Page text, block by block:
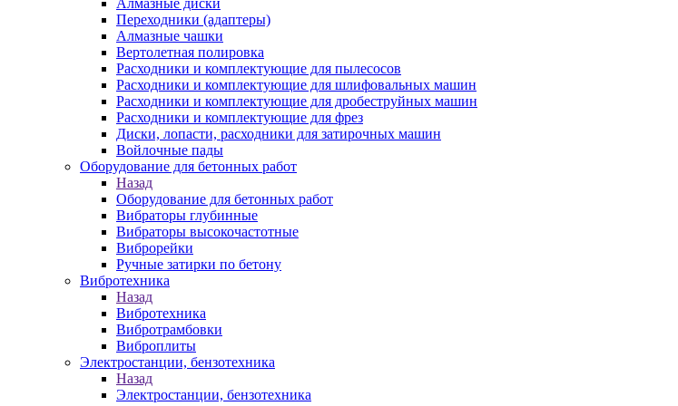
Алмазные диски
Переходники (адаптеры)
Алмазные чашки
Вертолетная полировка
Расходники и комплектующие для пылесосов
Расходники и комплектующие для шлифовальных машин
Расходники и комплектующие для дробеструйных машин
Расходники и комплектующие для фрез
Диски, лопасти, расходники для затирочных машин
Войлочные пады
Оборудование для бетонных работ
Назад
Оборудование для бетонных работ
Вибраторы глубинные
Вибраторы высокочастотные
Виброрейки
Ручные затирки по бетону
Вибротехника
Назад
Вибротехника
Вибротрамбовки
Виброплиты
Электростанции, бензотехника
Назад
Электростанции, бензотехника